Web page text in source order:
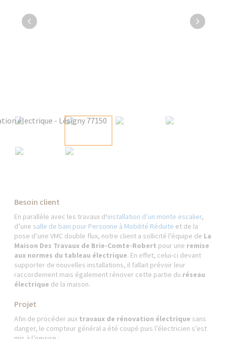
Besoin client
En parallèle avec les travaux d’installation d’un monte escalier,
d’une salle de bain pour Personne à Mobilité Réduite et de la
pose d’une VMC double flux, notre client a sollicité l’équipe de La
Maison Des Travaux de Brie-Comte-Robert pour une remise
aux normes du tableau électrique. En effet, celui-ci devant
supporter de nouvelles installations, il fallait prévoir leur
raccordement mais également rénover cette partie du réseau
électrique de la maison.
Projet
Afin de procéder aux travaux de rénovation électrique sans
danger, le compteur général a été coupé puis l’électricien s’est